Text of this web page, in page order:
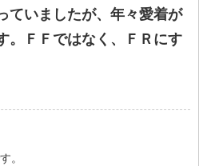
ていましたが、年々愛着が
。ＦＦではなく、ＦＲにす
。